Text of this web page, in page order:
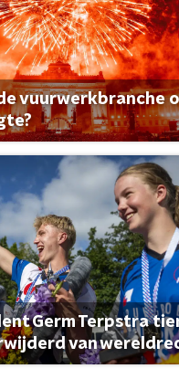
vuurwerkbranche
Germ Terpstra
van